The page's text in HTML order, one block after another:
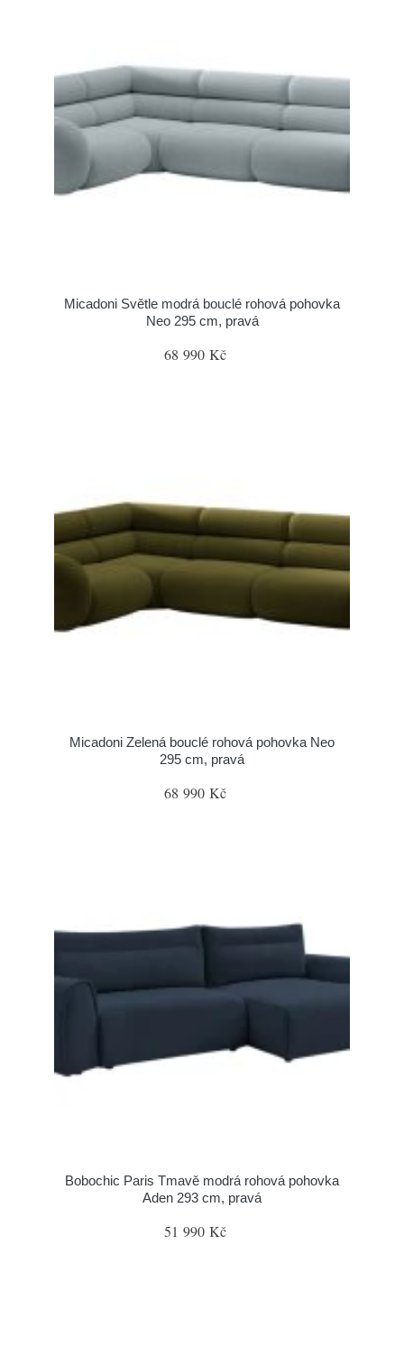
Micadoni Světle modrá bouclé rohová pohovka
Neo 295 cm, pravá
68 990 Kč
Micadoni Zelená bouclé rohová pohovka Neo
295 cm, pravá
68 990 Kč
Bobochic Paris Tmavě modrá rohová pohovka
Aden 293 cm, pravá
51 990 Kč